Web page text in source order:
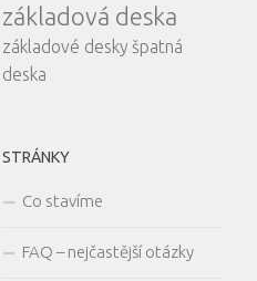
základová deska
základové desky špatná
deska
STRÁNKY
Co stavíme
FAQ – nejčastější otázky